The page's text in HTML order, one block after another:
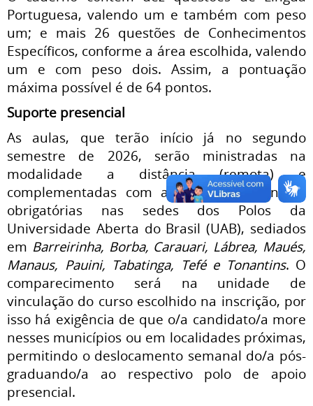
Portuguesa, valendo um e também com peso
um; e mais 26 questões de Conhecimentos
Específicos, conforme a área escolhida, valendo
um e com peso dois. Assim, a pontuação
máxima possível é de 64 pontos.
Suporte presencial
As aulas, que terão início já no segundo
semestre de 2026, serão ministradas na
modalidade a distância (remota) e
complementadas com atividades presenciais
obrigatórias nas sedes dos Polos da
Universidade Aberta do Brasil (UAB), sediados
em Barreirinha, Borba, Carauari, Lábrea, Maués,
Manaus, Pauini, Tabatinga, Tefé e Tonantins. O
comparecimento será na unidade de
vinculação do curso escolhido na inscrição, por
isso há exigência de que o/a candidato/a more
nesses municípios ou em localidades próximas,
permitindo o deslocamento semanal do/a pós-
graduando/a ao respectivo polo de apoio
presencial.